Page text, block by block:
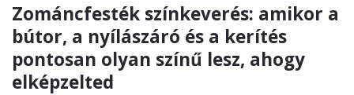
Zománcfesték színkeverés: amikor a
bútor, a nyílászáró és a kerítés
pontosan olyan színű lesz, ahogy
elképzelted